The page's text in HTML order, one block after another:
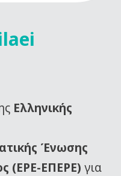
Ελληνικής
Ένωσης
(ΕΡΕ-ΕΠΕΡΕ) για